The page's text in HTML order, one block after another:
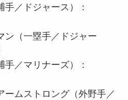
手／ドジャース）：
ン（一塁手／ドジャー
手／マリナーズ）：
ームストロング（外野手／